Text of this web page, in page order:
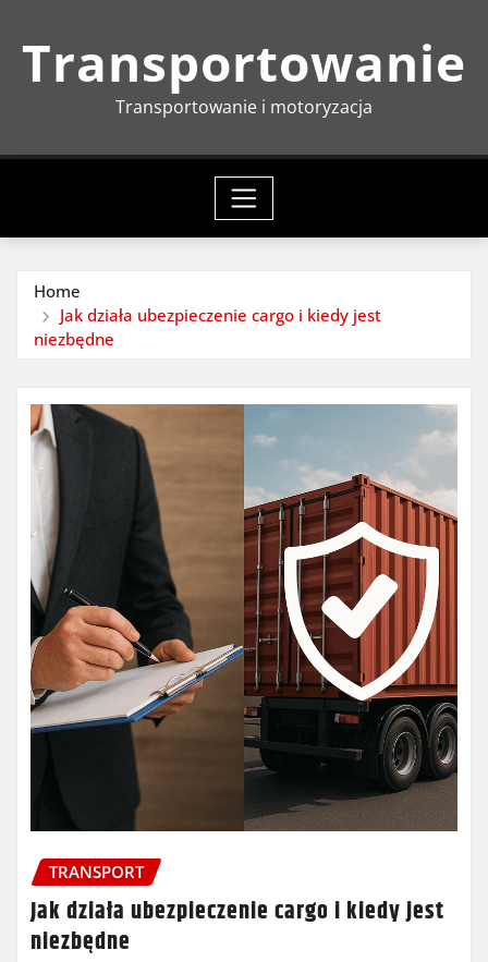
Transportowanie
Transportowanie i motoryzacja
Home
Jak działa ubezpieczenie cargo i kiedy jest
niezbędne
TRANSPORT
Jak działa ubezpieczenie cargo i kiedy jest
niezbędne